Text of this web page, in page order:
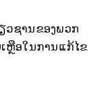
ວຊານຂອງພວກ
ຫຼືອໃນການແກ້ໄຂ